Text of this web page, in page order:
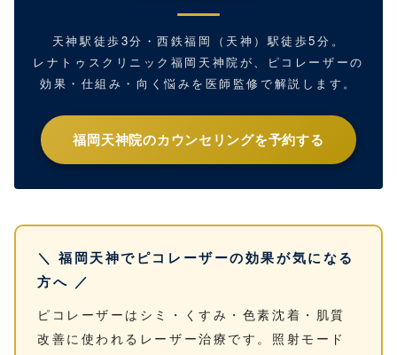
天神駅徒歩3分・西鉄福岡（天神）駅徒歩5分。
レナトゥスクリニック福岡天神院が、ピコレーザーの
効果・仕組み・向く悩みを医師監修で解説します。
福岡天神院のカウンセリングを予約する
＼ 福岡天神でピコレーザーの効果が気になる
方へ ／
ピコレーザーはシミ・くすみ・色素沈着・肌質
改善に使われるレーザー治療です。照射モード